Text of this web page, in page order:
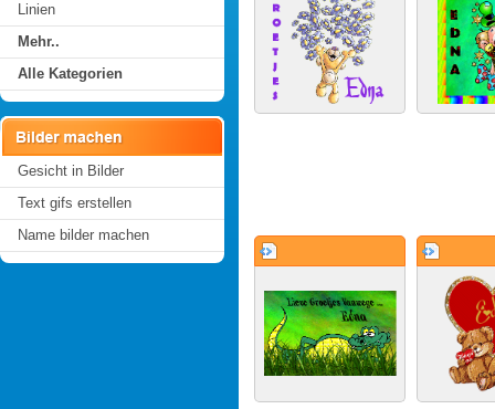
Linien
Mehr..
Alle Kategorien
Gesicht in Bilder
Text gifs erstellen
Name bilder machen